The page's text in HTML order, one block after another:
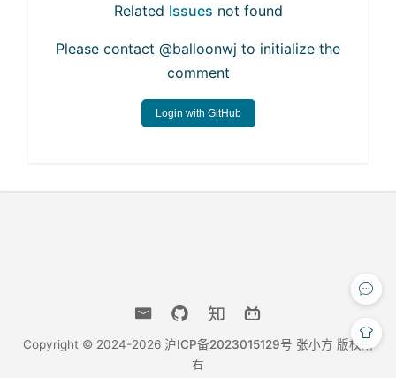
Related Issues not found
Please contact @balloonwj to initialize the
comment
Login with GitHub
Copyright © 2024-2026 沪ICP备2023015129号 张小方 版权所
有